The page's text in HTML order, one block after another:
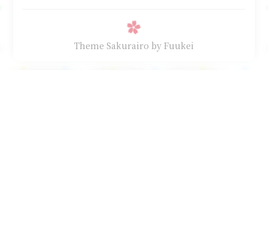
Theme Sakurairo by Fuukei